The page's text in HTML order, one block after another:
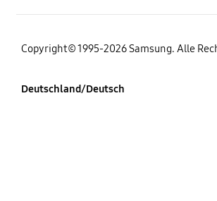
Copyright© 1995-2026 Samsung. Alle
Deutschland/Deutsch